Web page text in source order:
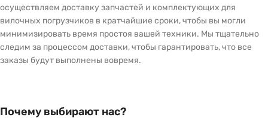
осуществляем доставку запчастей и комплектующих для
вилочных погрузчиков в кратчайшие сроки, чтобы вы могли
минимизировать время простоя вашей техники. Мы тщательно
следим за процессом доставки, чтобы гарантировать, что все
заказы будут выполнены вовремя.
Почему выбирают нас?